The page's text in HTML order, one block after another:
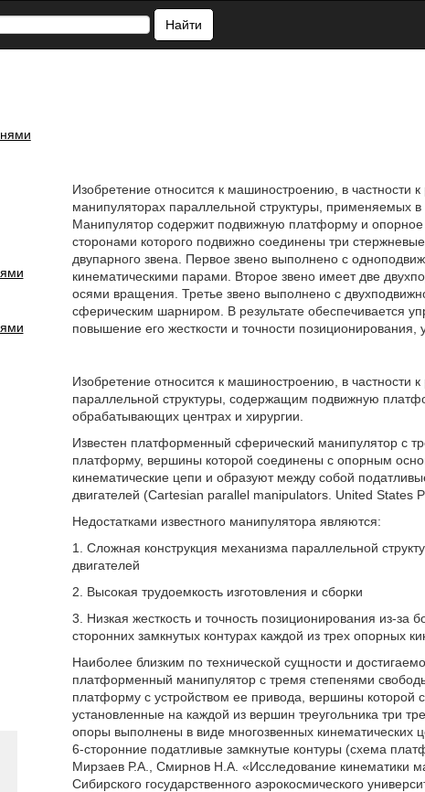
Найти
Изобретение относится к машиностроению, в частности
манипуляторах параллельной структуры, применяемых
Манипулятор содержит подвижную платформу и
сторонами которого подвижно соединены три
двупарного звена. Первое звено выполнено с
кинематическими парами. Второе звено имеет две
осями вращения. Третье звено выполнено с
сферическим шарниром. В результате обеспечивается
повышение его жесткости и точности
Изобретение относится к машиностроению, в частности
параллельной структуры, содержащим подвижную
обрабатывающих центрах и хирургии.
Известен платформенный сферический манипулятор с
платформу, вершины которой соединены с опорным
кинематические цепи и образуют между собой
двигателей (Cartesian parallel manipulators. United States
Недостатками известного манипулятора являются:
1. Сложная конструкция механизма параллельной
двигателей
2. Высокая трудоемкость изготовления и сборки
3. Низкая жесткость и точность позиционирования из-
сторонних замкнутых контурах каждой из трех опорных
Наиболее близким по технической сущности и
платформенный манипулятор с тремя степенями
платформу с устройством ее привода, вершины
установленные на каждой из вершин треугольника три
опоры выполнены в виде многозвенных
6-сторонние податливые замкнутые контуры (схема
Мирзаев Р.А., Смирнов Н.А. «Исследование кинематики
Сибирского государственного аэрокосмического